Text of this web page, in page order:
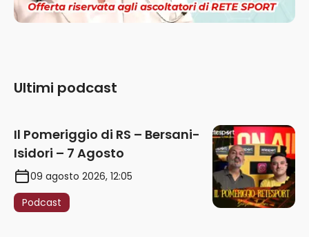
Ultimi podcast
Il Pomeriggio di RS – Bersani-
Isidori – 7 Agosto
09 agosto 2026, 12:05
Podcast